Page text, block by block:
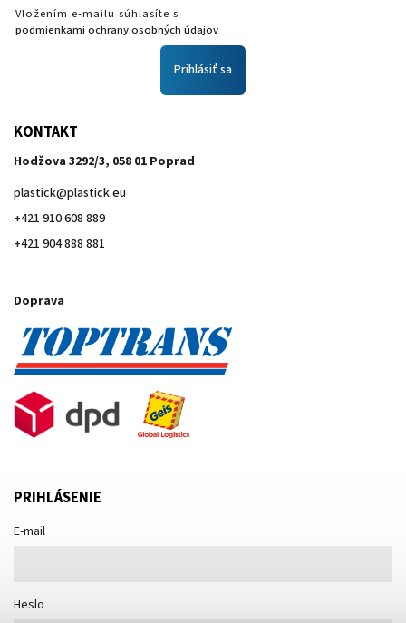
Vložením e-mailu súhlasíte s
podmienkami ochrany osobných údajov
Prihlásiť sa
KONTAKT
Hodžova 3292/3, 058 01 Poprad
plastick@plastick.eu
+421 910 608 889
+421 904 888 881
Doprava
PRIHLÁSENIE
E-mail
Heslo